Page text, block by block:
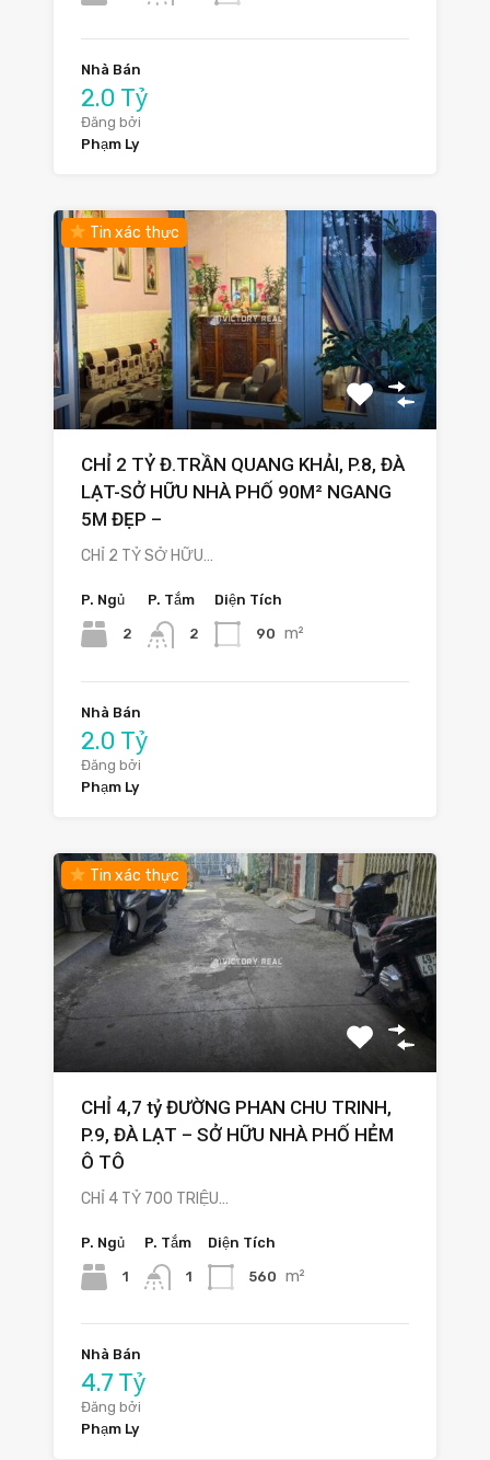
Nhà Bán
2.0 Tỷ
Đăng bởi
Phạm Ly
Tin xác thực
CHỈ 2 TỶ Đ.TRẦN QUANG KHẢI, P.8, ĐÀ
LẠT-SỞ HỮU NHÀ PHỐ 90M² NGANG
5M ĐẸP –
CHỈ 2 TỶ SỞ HỮU…
P. Ngủ
2
P. Tắm
2
Diện Tích
90 m²
Nhà Bán
2.0 Tỷ
Đăng bởi
Phạm Ly
Tin xác thực
CHỈ 4,7 tỷ ĐƯỜNG PHAN CHU TRINH,
P.9, ĐÀ LẠT – SỞ HỮU NHÀ PHỐ HẺM
Ô TÔ
CHỈ 4 TỶ 700 TRIỆU…
P. Ngủ
1
P. Tắm
1
Diện Tích
560 m²
Nhà Bán
4.7 Tỷ
Đăng bởi
Phạm Ly